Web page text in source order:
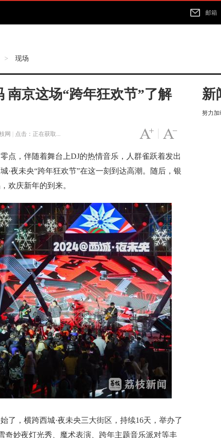
邮箱
> 现场
南京这场“跨年狂欢节”了解
网 点击： 正在获取... 字号变小
，伴随着舞台上DJ的热情音乐，人群雀跃着发出
·夜未央“跨年狂欢节”在这一刻到达高潮。随后，银
欢庆新年的到来。
，横跨西城·夜未央三大街区，持续16天，举办了
奇妙夜灯光秀、魔术表演、跨年主题音乐派对等丰
新
努力加